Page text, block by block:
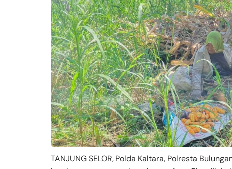
TANJUNG SELOR, Polda Kaltara, Polresta